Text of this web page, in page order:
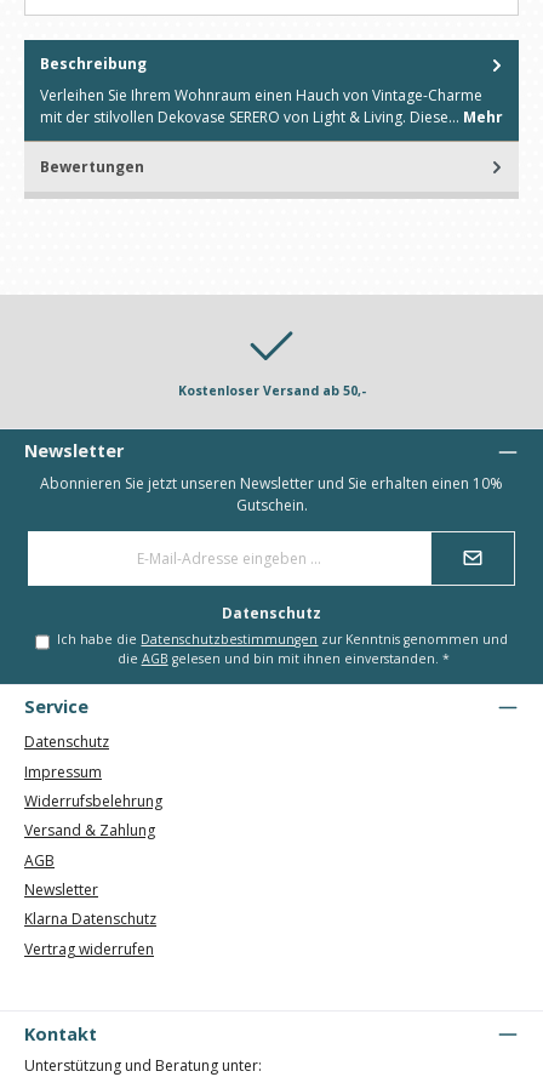
Beschreibung
Verleihen Sie Ihrem Wohnraum einen Hauch von Vintage-Charme
mit der stilvollen Dekovase SERERO von Light & Living. Diese… Mehr
Bewertungen
Kostenloser Versand ab 50,-
Newsletter
Abonnieren Sie jetzt unseren Newsletter und Sie erhalten einen 10%
Gutschein.
Datenschutz
Ich habe die Datenschutzbestimmungen zur Kenntnis genommen und
die AGB gelesen und bin mit ihnen einverstanden. *
Service
Datenschutz
Impressum
Widerrufsbelehrung
Versand & Zahlung
AGB
Newsletter
Klarna Datenschutz
Vertrag widerrufen
Kontakt
Unterstützung und Beratung unter: